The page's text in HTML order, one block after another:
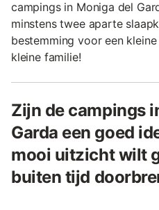
campings in Moniga del
minstens twee aparte
bestemming voor een
kleine familie!
Zijn de campings
Garda een goed
mooi uitzicht wilt
buiten tijd